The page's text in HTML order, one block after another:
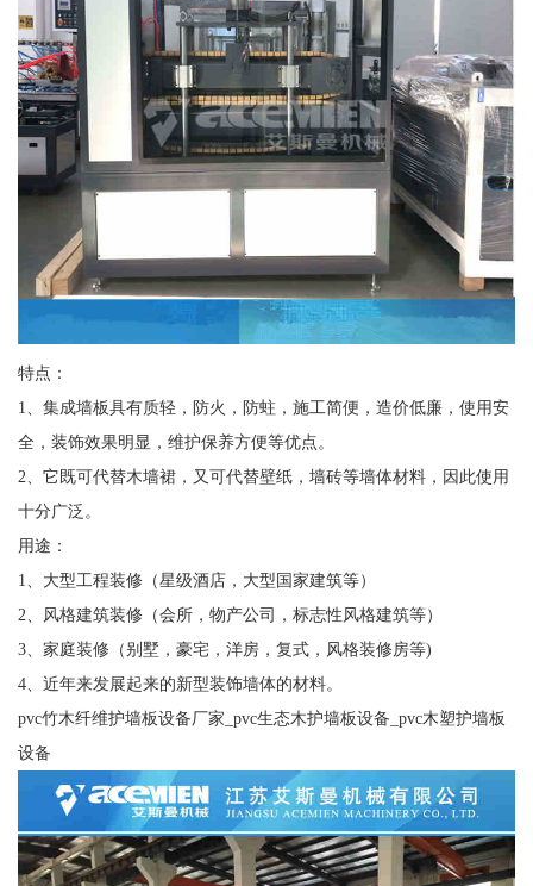
特点：
1、集成墙板具有质轻，防火，防蛀，施工简便，造价低廉，使用安
全，装饰效果明显，维护保养方便等优点。
2、它既可代替木墙裙，又可代替壁纸，墙砖等墙体材料，因此使用
十分广泛。
用途：
1、大型工程装修（星级酒店，大型国家建筑等）
2、风格建筑装修（会所，物产公司，标志性风格建筑等）
3、家庭装修（别墅，豪宅，洋房，复式，风格装修房等)
4、近年来发展起来的新型装饰墙体的材料。
pvc竹木纤维护墙板设备厂家_pvc生态木护墙板设备_pvc木塑护墙板
设备